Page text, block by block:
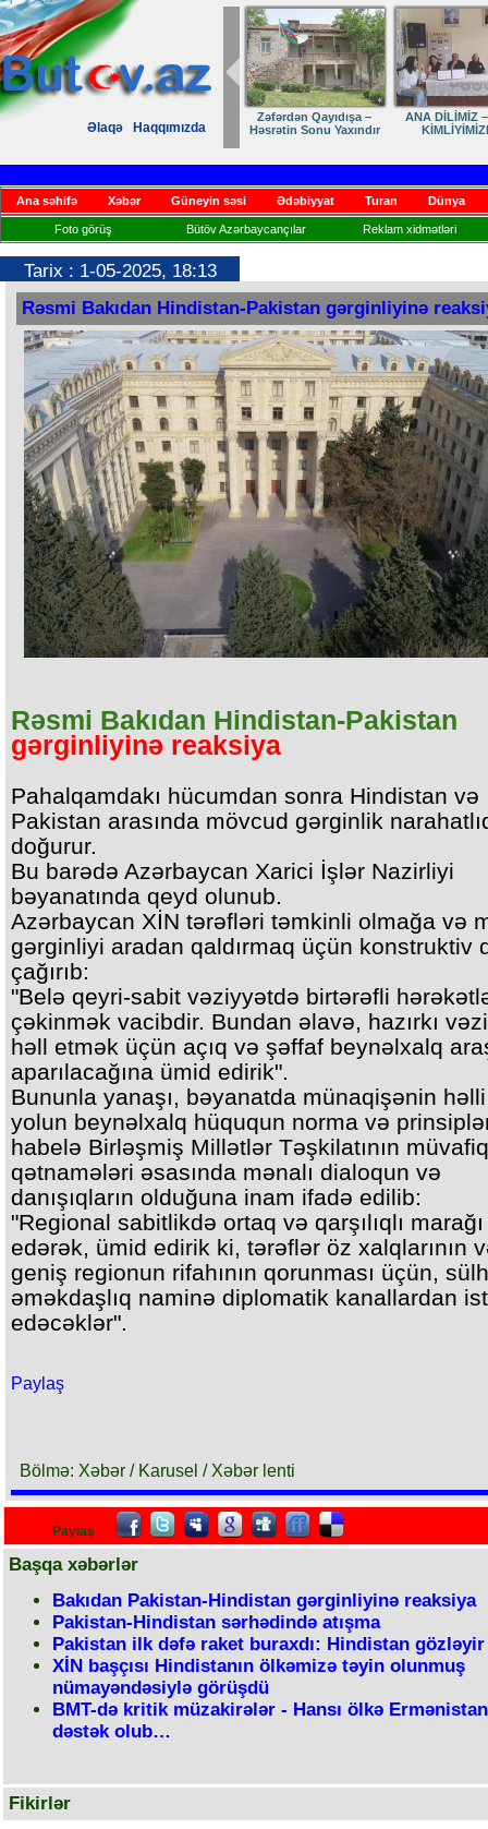
Əlaqə Haqqımızda
Zəfərdən Qayıdışa –
Həsrətin Sonu Yaxındır
ANA DİLİMİZ
Ana səhifə Xəbər Güneyin səsi Ədəbiyyat Turan Dünya
Foto görüş Bütöv Azərbaycançılar Reklam xidmətləri
Tarix : 1-05-2025, 18:13
Rəsmi Bakıdan Hindistan-Pakistan gərginliyinə
Rəsmi Bakıdan Hindistan-Pakistan
gərginliyinə reaksiya
Pahalqamdakı hücumdan sonra Hindistan və
Pakistan arasında mövcud gərginlik
doğurur.
Bu barədə Azərbaycan Xarici İşlər Nazirliyi
bəyanatında qeyd olunub.
Azərbaycan XİN tərəfləri təmkinli olmağa və
gərginliyi aradan qaldırmaq üçün konstruktiv
çağırıb:
"Belə qeyri-sabit vəziyyətdə birtərəfli
çəkinmək vacibdir. Bundan əlavə, hazırkı
həll etmək üçün açıq və şəffaf beynəlxalq
aparılacağına ümid edirik".
Bununla yanaşı, bəyanatda münaqişənin
yolun beynəlxalq hüququn norma və
habelə Birləşmiş Millətlər Təşkilatının müvafiq
qətnamələri əsasında mənalı dialoqun və
danışıqların olduğuna inam ifadə edilib:
"Regional sabitlikdə ortaq və qarşılıqlı
edərək, ümid edirik ki, tərəflər öz xalqlarının
geniş regionun rifahının qorunması üçün,
əməkdaşlıq naminə diplomatik kanallardan
edəcəklər".
Paylaş
Bölmə: Xəbər / Karusel / Xəbər lenti
Paylaş
Başqa xəbərlər
Bakıdan Pakistan-Hindistan gərginliyinə reaksiya
Pakistan-Hindistan sərhədində atışma
Pakistan ilk dəfə raket buraxdı: Hindistan gözləyir
XİN başçısı Hindistanın ölkəmizə təyin olunmuş
nümayəndəsiylə görüşdü
BMT-də kritik müzakirələr - Hansı ölkə
dəstək olub…
Fikirlər